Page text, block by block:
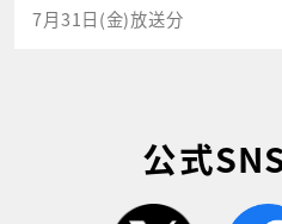
7月31日(金)放送分
公式
twitter